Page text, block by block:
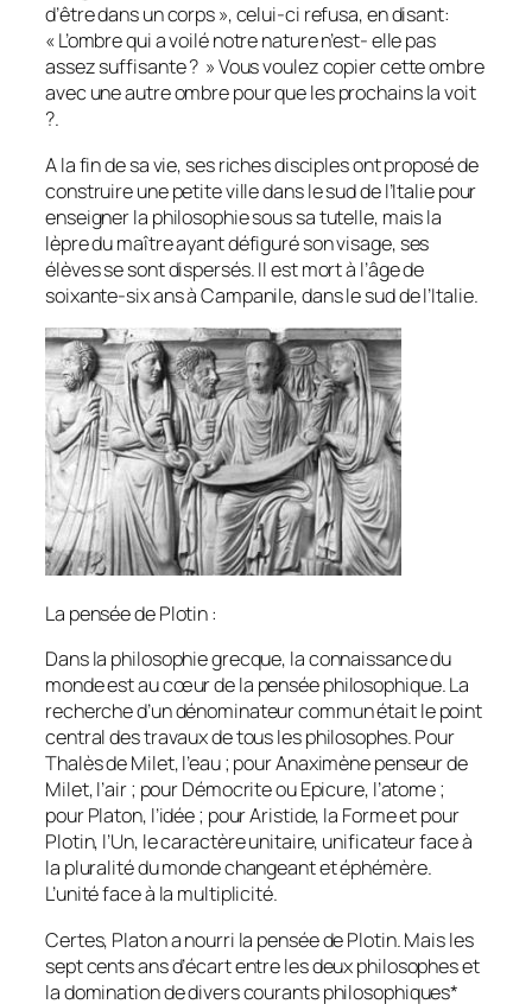
d’être dans un corps », celui-ci refusa, en disant:
« L’ombre qui a voilé notre nature n’est- elle pas
assez suffisante ? » Vous voulez copier cette ombre
avec une autre ombre pour que les prochains la voit
?.
A la fin de sa vie, ses riches disciples ont proposé de
construire une petite ville dans le sud de l’Italie pour
enseigner la philosophie sous sa tutelle, mais la
lèpre du maître ayant défiguré son visage, ses
élèves se sont dispersés. Il est mort à l’âge de
soixante-six ans à Campanile, dans le sud de l’Italie.
La pensée de Plotin :
Dans la philosophie grecque, la connaissance du
monde est au cœur de la pensée philosophique. La
recherche d’un dénominateur commun était le point
central des travaux de tous les philosophes. Pour
Thalès de Milet, l’eau ; pour Anaximène penseur de
Milet, l’air ; pour Démocrite ou Epicure, l’atome ;
pour Platon, l’idée ; pour Aristide, la Forme et pour
Plotin, l’Un, le caractère unitaire, unificateur face à
la pluralité du monde changeant et éphémère.
L’unité face à la multiplicité.
Certes, Platon a nourri la pensée de Plotin. Mais les
sept cents ans d’écart entre les deux philosophes et
la domination de divers courants philosophiques*